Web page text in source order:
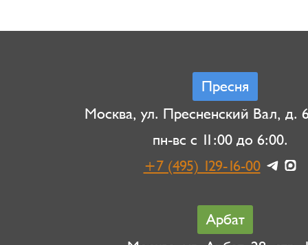
Пресня
Москва, ул. Пресненский Вал, д.
пн-вс с 11:00 до 6:00.
+7 (495) 129-16-00
Арбат